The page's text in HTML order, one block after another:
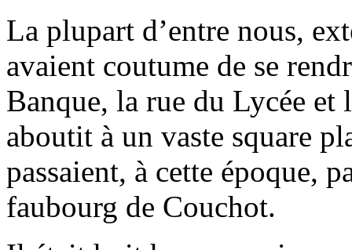
La plupart d’entre nous,
avaient coutume de se
Banque, la rue du Lycée
aboutit à un vaste square
passaient, à cette époque,
faubourg de Couchot.